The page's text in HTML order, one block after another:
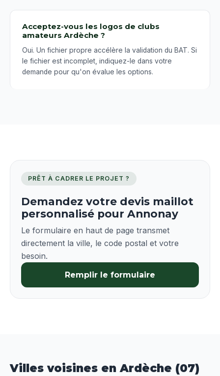
Acceptez-vous les logos de clubs
amateurs Ardèche ?
Oui. Un fichier propre accélère la validation du BAT. Si
le fichier est incomplet, indiquez-le dans votre
demande pour qu'on évalue les options.
PRÊT À CADRER LE PROJET ?
Demandez votre devis maillot
personnalisé pour Annonay
Le formulaire en haut de page transmet
directement la ville, le code postal et votre
besoin.
Remplir le formulaire
Villes voisines en Ardèche (07)